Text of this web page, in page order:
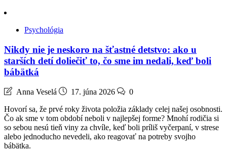
Psychológia
Nikdy nie je neskoro na šťastné detstvo: ako u
starších detí doliečiť to, čo sme im nedali, keď boli
bábätká
Anna Veselá 17. júna 2026
0
Hovorí sa, že prvé roky života položia základy celej našej osobnosti.
Čo ak sme v tom období neboli v najlepšej forme? Mnohí rodičia si
so sebou nesú tieň viny za chvíle, keď boli príliš vyčerpaní, v strese
alebo jednoducho nevedeli, ako reagovať na potreby svojho
bábätka.